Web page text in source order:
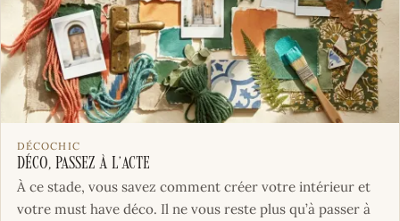
DÉCOCHIC
Déco, passez à l’acte
À ce stade, vous savez comment créer votre intérieur et
votre must have déco. Il ne vous reste plus qu’à passer à